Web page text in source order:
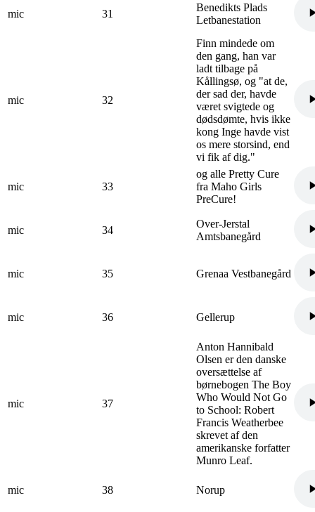
mic 31
Benedikts Plads
Letbanestation
mic 32
Finn mindede om
den gang, han var
ladt tilbage på
Kållingsø, og "at de,
der sad der, havde
været svigtede og
dødsdømte, hvis ikke
kong Inge havde vist
os mere storsind, end
vi fik af dig."
mic 33
og alle Pretty Cure
fra Maho Girls
PreCure!
mic 34
Over-Jerstal
Amtsbanegård
mic 35 Grenaa Vestbanegård
mic 36 Gellerup
mic 37
Anton Hannibald
Olsen er den danske
oversættelse af
børnebogen The Boy
Who Would Not Go
to School: Robert
Francis Weatherbee
skrevet af den
amerikanske forfatter
Munro Leaf.
mic 38 Norup